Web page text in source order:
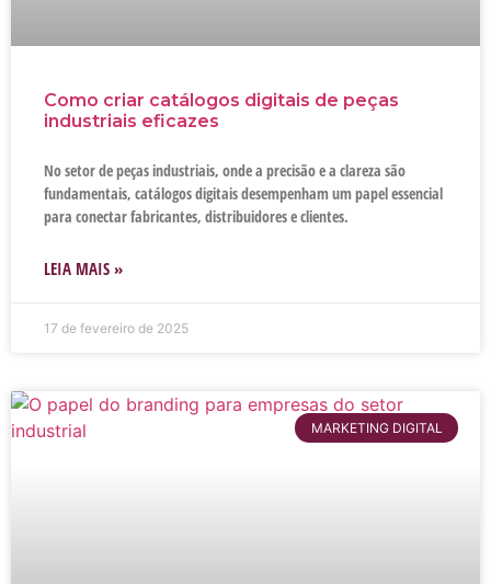
Como criar catálogos digitais de peças
industriais eficazes
No setor de peças industriais, onde a precisão e a clareza são
fundamentais, catálogos digitais desempenham um papel essencial
para conectar fabricantes, distribuidores e clientes.
LEIA MAIS »
17 de fevereiro de 2025
MARKETING DIGITAL